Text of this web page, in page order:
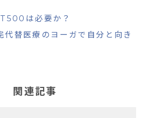
は必要か？
代替医療のヨーガで自分と向き
関連記事